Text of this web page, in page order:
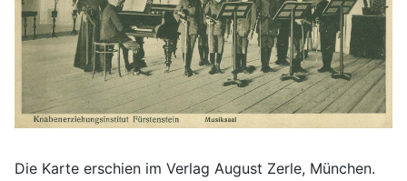
Die Karte erschien im Verlag August Zerle, München.